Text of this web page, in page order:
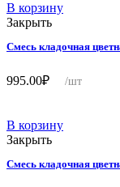
В корзину
Закрыть
Смесь кладочная
995.00₽ /шт
В корзину
Закрыть
Смесь кладочная